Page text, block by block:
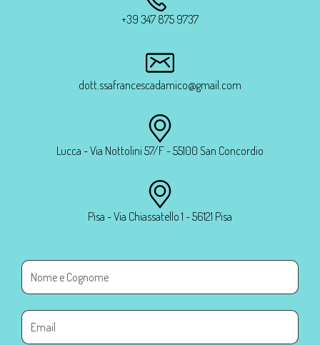
+39 347 875 9737
dott.ssafrancescadamico@gmail.com
Lucca - Via Nottolini 57/F - 55100 San Concordio
Pisa - Via Chiassatello 1 - 56121 Pisa